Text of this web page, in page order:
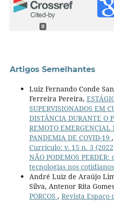
0
Artigos Semelhantes
Luiz Fernando Conde
Ferreira Pereira,
SUPERVISIONADOS EM
DISTÂNCIA DURANTE O
REMOTO EMERGENCIAL
PANDEMIA DE COVID-19 ,
Currículo: v. 15 n. 3
NÃO PODEMOS
tecnologias nos
André Luiz de Araújo
Silva, Antenor Rita
PORCOS , Revista Espaço